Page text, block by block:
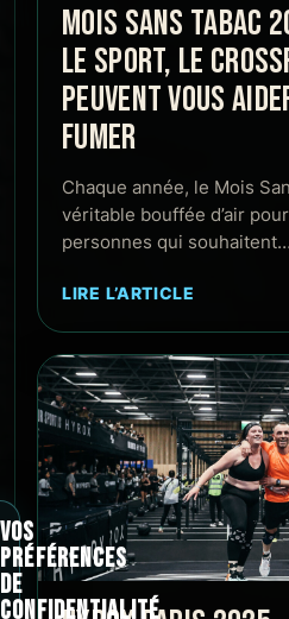
MOIS SANS TABAC
LE SPORT, LE
PEUVENT VOUS
FUMER
Chaque année, le Mois
véritable bouffée d’air
personnes qui souhaitent…
LIRE L’ARTICLE
VOS
PRÉFÉRENCES
DE
CONFIDENTIALITÉ